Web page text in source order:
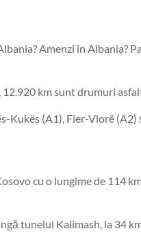
Amenzi în
km sunt drumuri
(A1), Fier-Vlorë (A2)
cu o lungime de 114
tunelul Kalimash, la 34